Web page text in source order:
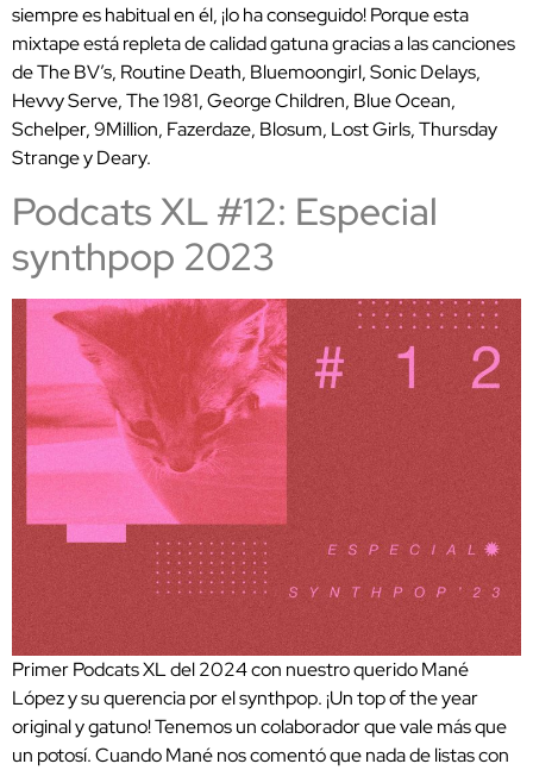
siempre es habitual en él, ¡lo ha conseguido! Porque esta
mixtape está repleta de calidad gatuna gracias a las canciones
de The BV’s, Routine Death, Bluemoongirl, Sonic Delays,
Hevvy Serve, The 1981, George Children, Blue Ocean,
Schelper, 9Million, Fazerdaze, Blosum, Lost Girls, Thursday
Strange y Deary.
Podcats XL #12: Especial
synthpop 2023
Primer Podcats XL del 2024 con nuestro querido Mané
López y su querencia por el synthpop. ¡Un top of the year
original y gatuno! Tenemos un colaborador que vale más que
un potosí. Cuando Mané nos comentó que nada de listas con